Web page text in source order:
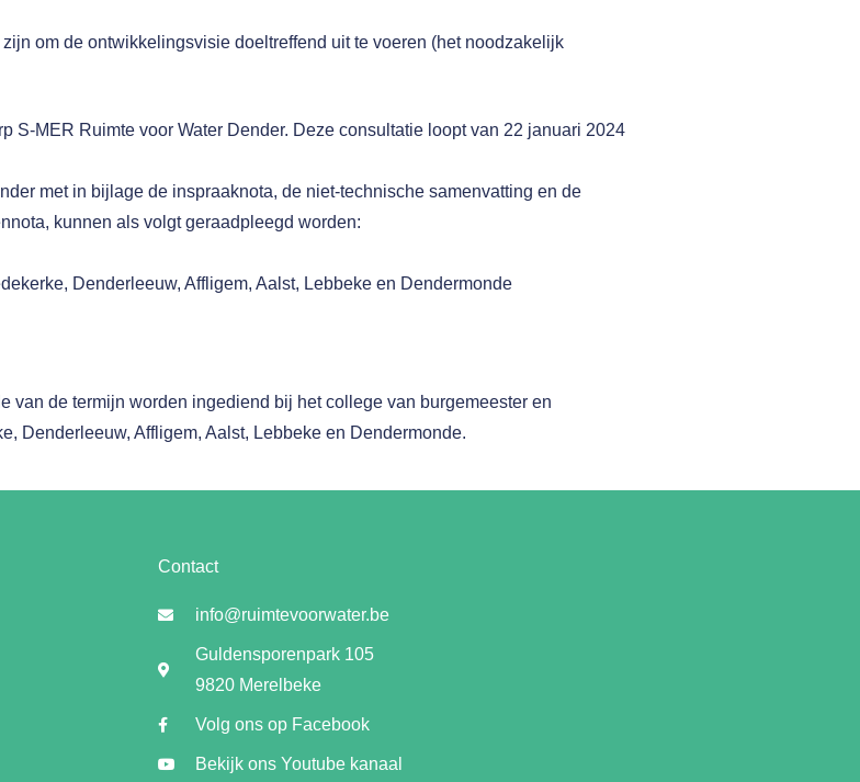
om de ontwikkelingsvisie doeltreffend uit te voeren (het noodzakelijk
S-MER Ruimte voor Water Dender. Deze consultatie loopt van 22 januari 2024
met in bijlage de inspraaknota, de niet-technische samenvatting en de
kunnen als volgt geraadpleegd worden:
Denderleeuw, Affligem, Aalst, Lebbeke en Dendermonde
de termijn worden ingediend bij het college van burgemeester en
Denderleeuw, Affligem, Aalst, Lebbeke en Dendermonde.
Contact
info@ruimtevoorwater.be
Guldensporenpark 105
9820 Merelbeke
Volg ons op Facebook
Bekijk ons Youtube kanaal